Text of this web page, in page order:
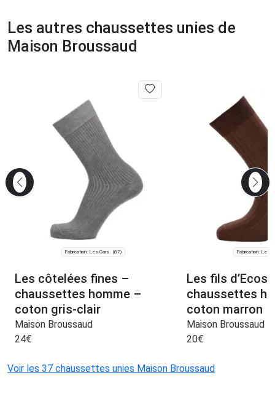
Les autres chaussettes unies de
Maison Broussaud
Fabrication: Les Cars (87)
Les côtelées fines –
chaussettes homme –
coton gris-clair
Maison Broussaud
24€
Fabrication: Les
Les fils
chaussettes
coton marron
Maison Broussaud
20€
Voir les 37 chaussettes unies Maison Broussaud